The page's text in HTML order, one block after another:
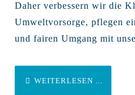
Daher verbessern wir die
Umweltvorsorge, pflegen
und fairen Umgang mit
WEITERLESEN ...